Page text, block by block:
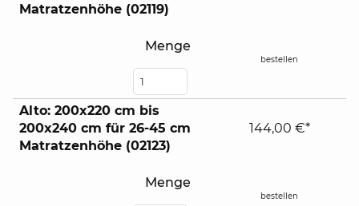
Matratzenhöhe (02119)
Menge
bestellen
Alto: 200x220 cm bis
200x240 cm für 26-45 cm
Matratzenhöhe (02123)
Menge
144,00 €*
bestellen